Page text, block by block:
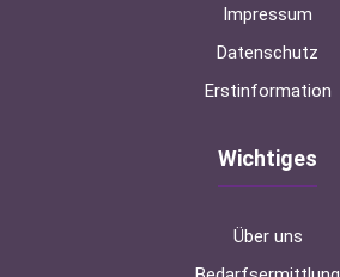
Impressum
Datenschutz
Erstinformation
Wichtiges
Über uns